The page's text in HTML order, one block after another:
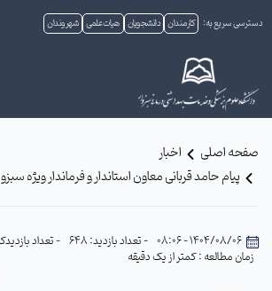
دسترسی سریع به: کارمندان دانشجویان هیات علمی شهروندان
صفحه اصلی
اخبار
پیام حامد قربانی معاون استاندار و فرماندار ویژه
1404/08/06 - 08:06 - تعداد بازدید: 648
- تعداد
زمان مطالعه : کمتر از یک دقیقه